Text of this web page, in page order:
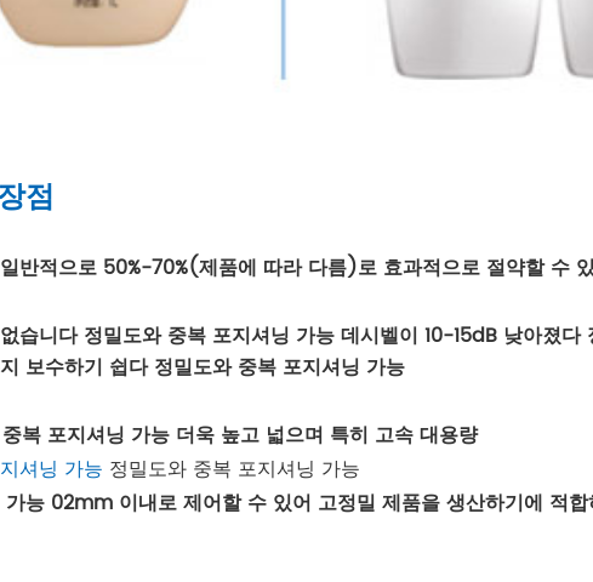
점
반적으로 50%-70%(제품에 따라 다름)로 효과적으로 절약할 수
습니다 정밀도와 중복 포지셔닝 가능 데시벨이 10-15dB 낮아졌
보수하기 쉽다 정밀도와 중복 포지셔닝 가능
복 포지셔닝 가능 더욱 높고 넓으며 특히 고속 대용량
셔닝 가능 정밀도와 중복 포지셔닝 가능
능 02mm 이내로 제어할 수 있어 고정밀 제품을 생산하기에 적